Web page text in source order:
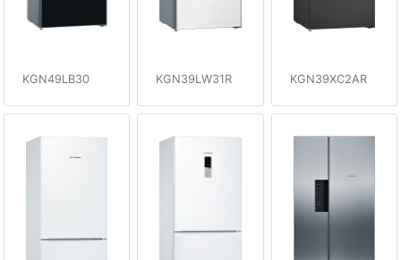
KGN49LB30 KGN39LW31R KGN39XC2AR